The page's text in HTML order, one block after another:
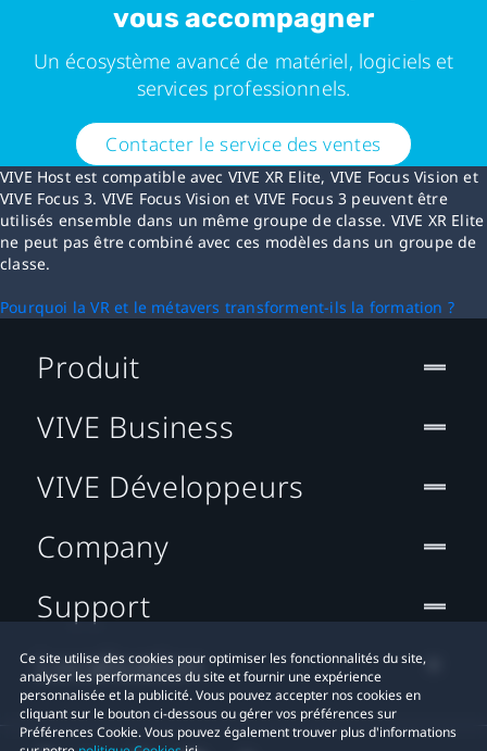
vous accompagner
Un écosystème avancé de matériel, logiciels et
services professionnels.
Contacter le service des ventes
VIVE Host est compatible avec VIVE XR Elite, VIVE Focus Vision et
VIVE Focus 3. VIVE Focus Vision et VIVE Focus 3 peuvent être
utilisés ensemble dans un même groupe de classe. VIVE XR Elite
ne peut pas être combiné avec ces modèles dans un groupe de
classe.
Pourquoi la VR et le métavers transforment-ils la formation ?
Ce site utilise des cookies pour optimiser les fonctionnalités du site,
analyser les performances du site et fournir une expérience
personnalisée et la publicité. Vous pouvez accepter nos cookies en
cliquant sur le bouton ci-dessous ou gérer vos préférences sur
Préférences Cookie. Vous pouvez également trouver plus d'informations
Produit
VIVE Business
VIVE Développeurs
Company
Support
Localisation